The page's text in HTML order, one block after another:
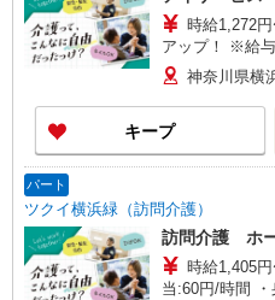
時給1,272円〜1,799円 ★
アップ！ ※給
神奈川県横
キープ
パート
ツクイ横浜緑（訪問介護）
訪問介護 ホ
時給1,405円〜1,992円
当:60円/時間